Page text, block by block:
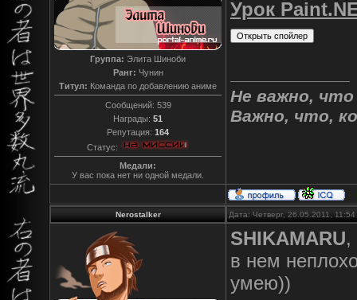
Группа: Элита Шиноби
Ранг: Чунин
Титул: Команда по добавлению аниме
Сообщений: 539
Награды: 51
Репутация: 164
Статус:
Медали:
У вас пока нет ни одной медали.
Урок
Не важно, что
Важно, что,
Nerostalker Дата: Четверг, 26.05.2011,
SHIKAMARU,
в нем
умею))